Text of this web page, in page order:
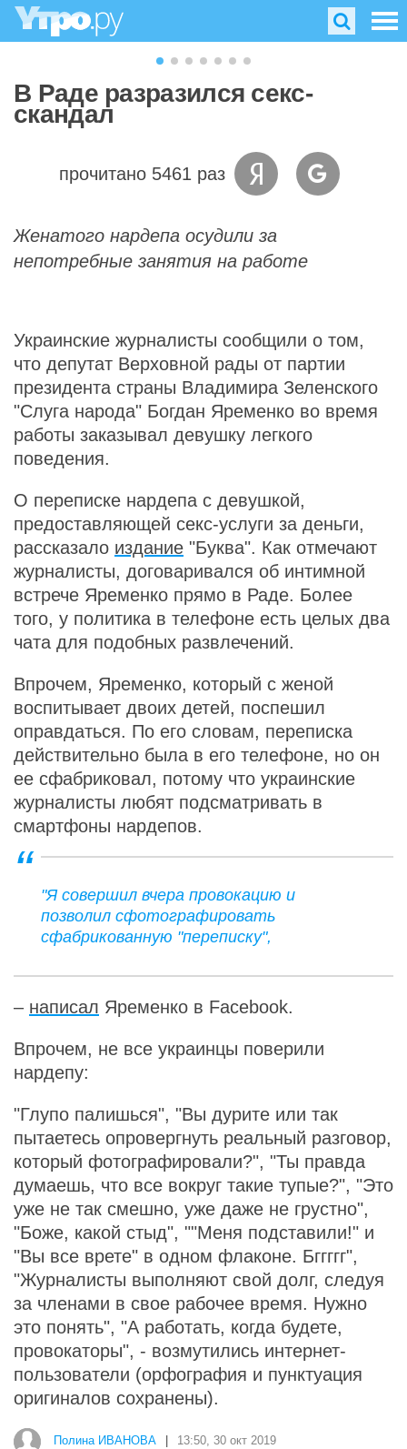
В Раде разразился секс-
скандал
прочитано 5461 раз
Женатого нардепа осудили за
непотребные занятия на работе
Украинские журналисты сообщили о том,
что депутат Верховной рады от партии
президента страны Владимира Зеленского
"Слуга народа" Богдан Яременко во время
работы заказывал девушку легкого
поведения.
О переписке нардепа с девушкой,
предоставляющей секс-услуги за деньги,
рассказало издание "Буква". Как отмечают
журналисты, договаривался об интимной
встрече Яременко прямо в Раде. Более
того, у политика в телефоне есть целых два
чата для подобных развлечений.
Впрочем, Яременко, который с женой
воспитывает двоих детей, поспешил
оправдаться. По его словам, переписка
действительно была в его телефоне, но он
ее сфабриковал, потому что украинские
журналисты любят подсматривать в
смартфоны нардепов.
"Я совершил вчера провокацию и
позволил сфотографировать
сфабрикованную "переписку",
– написал Яременко в Facebook.
Впрочем, не все украинцы поверили
нардепу:
"Глупо палишься", "Вы дурите или так
пытаетесь опровергнуть реальный разговор,
который фотографировали?", "Ты правда
думаешь, что все вокруг такие тупые?", "Это
уже не так смешно, уже даже не грустно",
"Боже, какой стыд", ""Меня подставили!" и
"Вы все врете" в одном флаконе. Бггггг",
"Журналисты выполняют свой долг, следуя
за членами в свое рабочее время. Нужно
это понять", "А работать, когда будете,
провокаторы", - возмутились интернет-
пользователи (орфография и пунктуация
оригиналов сохранены).
Полина ИВАНОВА 13:50, 30 окт 2019